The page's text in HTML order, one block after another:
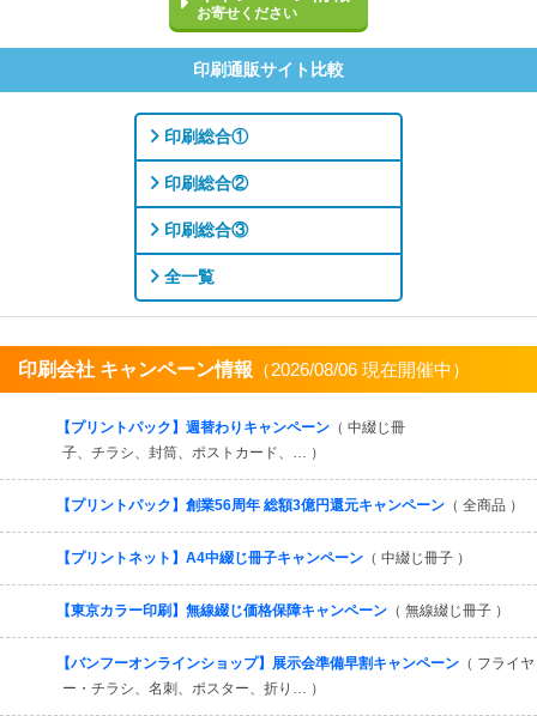
お寄せください
印刷通販サイト比較
印刷総合①
印刷総合②
印刷総合③
全一覧
印刷会社 キャンペーン情報 （2026/08/06 現在開催中）
【プリントパック】週替わりキャンペーン （ 中綴じ冊
子、チラシ、封筒、ポストカード、… ）
【プリントパック】創業56周年 総額3億円還元キャンペーン （ 全商品 ）
【プリントネット】A4中綴じ冊子キャンペーン （ 中綴じ冊子 ）
【東京カラー印刷】無線綴じ価格保障キャンペーン （ 無線綴じ冊子 ）
【バンフーオンラインショップ】展示会準備早割キャンペーン （ フライヤ
ー・チラシ、名刺、ポスター、折り… ）